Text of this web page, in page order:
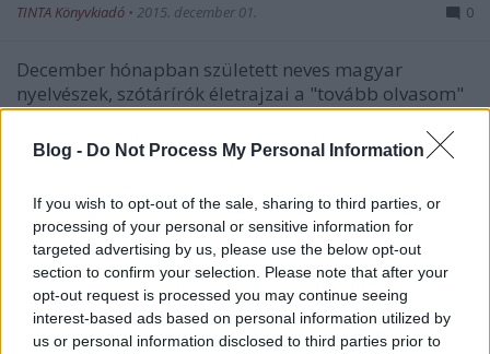
Blog - Do Not Process My Personal Information
If you wish to opt-out of the sale, sharing to third parties, or
processing of your personal or sensitive information for
targeted advertising by us, please use the below opt-out
section to confirm your selection. Please note that after your
opt-out request is processed you may continue seeing
interest-based ads based on personal information utilized by
us or personal information disclosed to third parties prior to
TINTA Könyvkiadó • 2015. december 01. 0
December hónapban született neves magyar
nyelvészek, szótárírók életrajzai a "tovább olvasom"
gombra kattintva olvashatók. Kniezsa István
Született–meghalt: (Trsztena, 1898. dec. 1. – Bp.,
1965. márc. 15.) Foglalkozása: nyelvész, egyetemi
November hónapban született neves
magyar nyelvészek, szótárírók
TINTA Könyvkiadó• 2015. november 01.